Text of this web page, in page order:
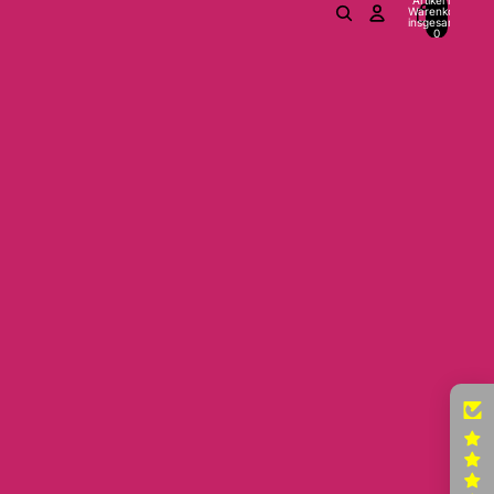
Warenkorb
insgesamt:
0